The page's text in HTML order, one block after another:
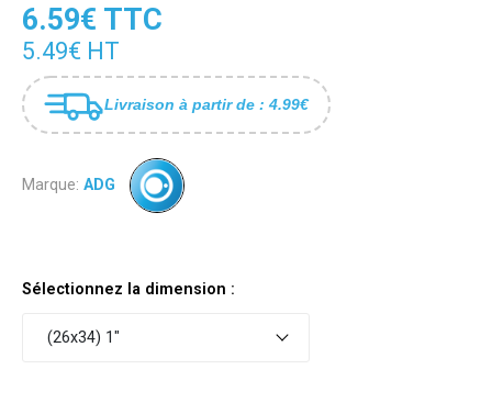
6.59€ TTC
5.49€ HT
Livraison à partir de : 4.99€
Marque: ADG
Sélectionnez la dimension :
(26x34) 1"